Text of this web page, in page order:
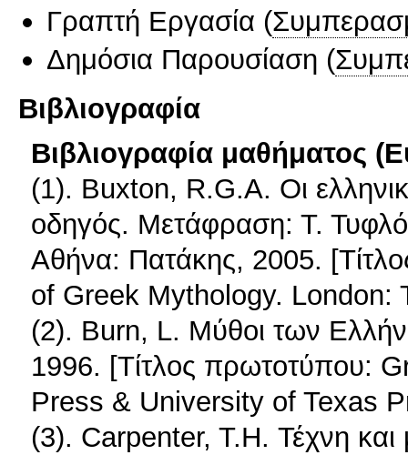
Γραπτή Εργασία (
Δημόσια Παρουσίαση (
Βιβλιογραφία
Βιβλιογραφία μαθήματος
(1). Buxton, R.G.A. Οι
οδηγός. Μετάφραση: Τ.
Αθήνα: Πατάκης, 2005.
of Greek Mythology. London:
(2). Burn, L. Μύθοι των
1996. [Τίτλος πρωτοτύπου:
Press & University of Texas
(3). Carpenter, T.H. Τέχνη